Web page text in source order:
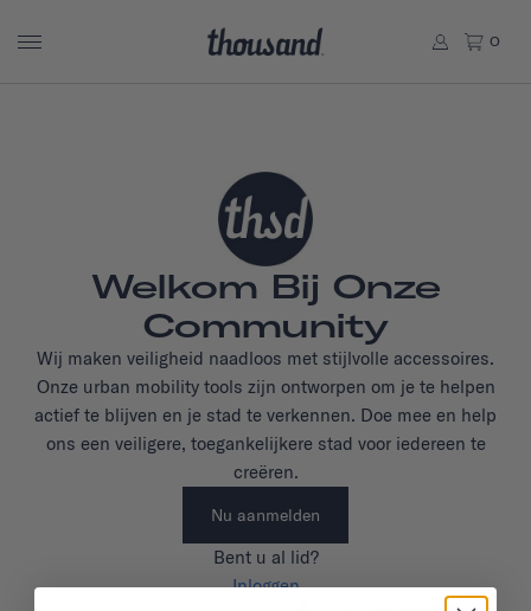
0
Welkom Bij Onze
Community
Wij maken veiligheid naadloos met stijlvolle accessoires.
Onze urban mobility tools zijn ontworpen om je te helpen
actief te blijven en je stad te verkennen. Doe mee en help
ons een veiligere, toegankelijkere stad voor iedereen te
creëren.
Nu aanmelden
Bent u al lid?
Inloggen